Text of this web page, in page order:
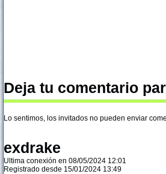
Deja tu comentario
Lo sentimos, los invitados no pueden enviar
exdrake
Ultima conexión en 08/05/2024 12:01
Registrado desde 15/01/2024 13:49